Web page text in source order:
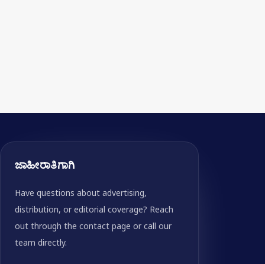
ಜಾಹೀರಾತಿಗಾಗಿ
Have questions about advertising,
distribution, or editorial coverage? Reach
out through the contact page or call our
team directly.